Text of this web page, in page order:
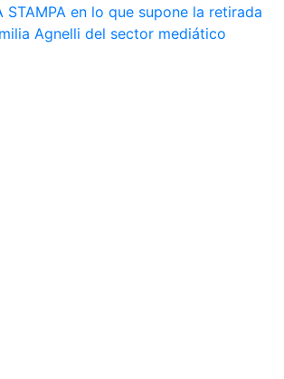
STAMPA en lo que supone la retirada
Agnelli del sector mediático